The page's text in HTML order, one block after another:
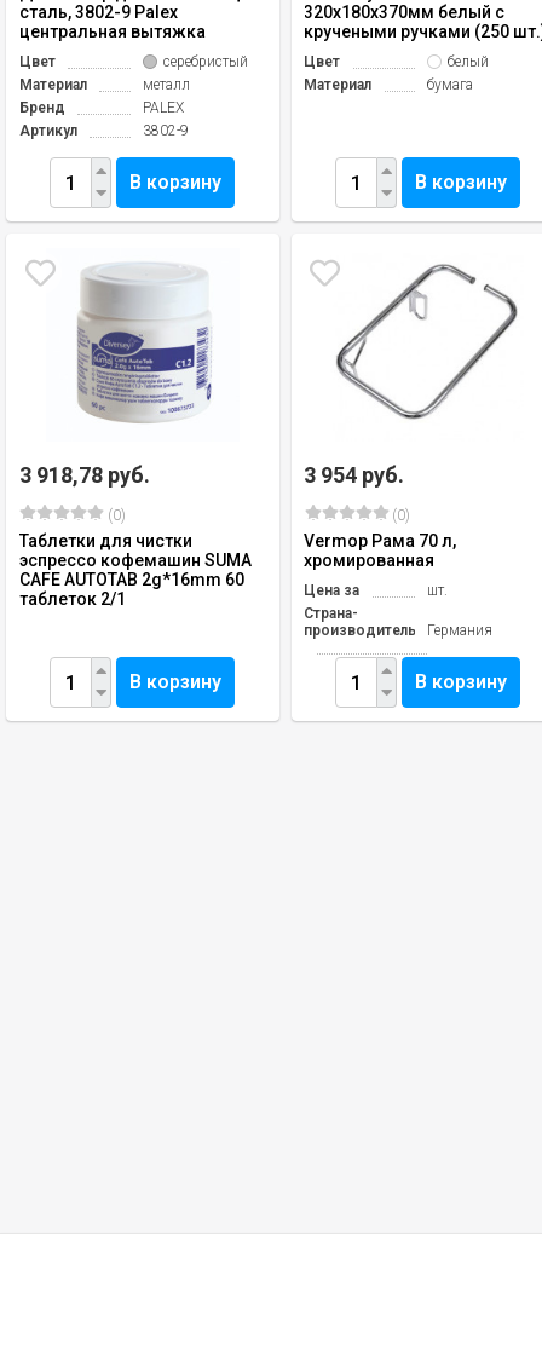
сталь, 3802-9 Palex
центральная вытяжка
Цвет
серебристый
Материал
металл
Бренд
PALEX
Артикул
3802-9
В корзину
320х180х370мм белый с
кручеными ручками (250
Цвет
белый
Материал
бумага
В корзину
3 918,78 руб.
(0)
Таблетки для чистки
эспрессо кофемашин SUMA
CAFE AUTOTAB 2g*16mm 60
таблеток 2/1
В корзину
3 954 руб.
(0)
Vermop Рама 70 л,
хромированная
Цена за
шт.
Страна-
производитель
Германия
В корзину